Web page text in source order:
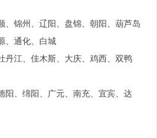
、锦州、辽阳、盘锦、朝阳、葫芦岛
、通化、白城
丹江、佳木斯、大庆、鸡西、双鸭
阳、绵阳、广元、南充、宜宾、达